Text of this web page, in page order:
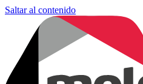
Saltar al contenido